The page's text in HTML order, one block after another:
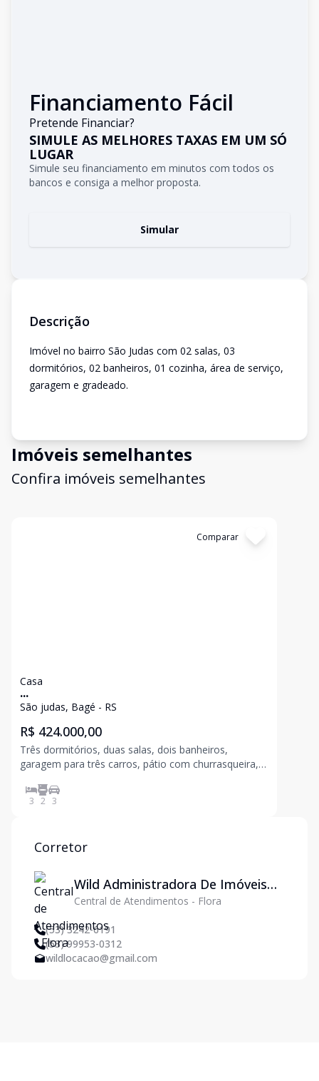
Financiamento Fácil
Pretende Financiar?
SIMULE AS MELHORES TAXAS EM UM SÓ
LUGAR
Simule seu financiamento em minutos com todos os
bancos e consiga a melhor proposta.
Simular
Descrição
Imóvel no bairro São Judas com 02 salas, 03
dormitórios, 02 banheiros, 01 cozinha, área de serviço,
garagem e gradeado.
Imóveis semelhantes
Confira imóveis semelhantes
Comparar
Casa
...
São judas, Bagé - RS
R$ 424.000,00
Três dormitórios, duas salas, dois banheiros,
garagem para três carros, pátio com churrasqueira,
3 2 3
Corretor
Wild Administradora De Imóveis
Ltda
Central de Atendimentos - Flora
(53) 3242-6191
(53) 99953-0312
wildlocacao@gmail.com